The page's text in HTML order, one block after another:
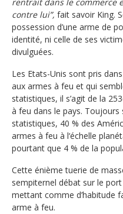
rentrait dans le commerce
contre lui”, fait savoir King.
possession d’une arme de
identité, ni celle de ses
divulguées.
Les Etats-Unis sont pris
aux armes à feu et qui
statistiques, il s’agit de la
à feu dans le pays. Toujours
statistiques, 40 % des
armes à feu à l‘échelle
pourtant que 4 % de la
Cette énième tuerie de
sempiternel débat sur le port
mettant comme d’habitude
arme à feu.